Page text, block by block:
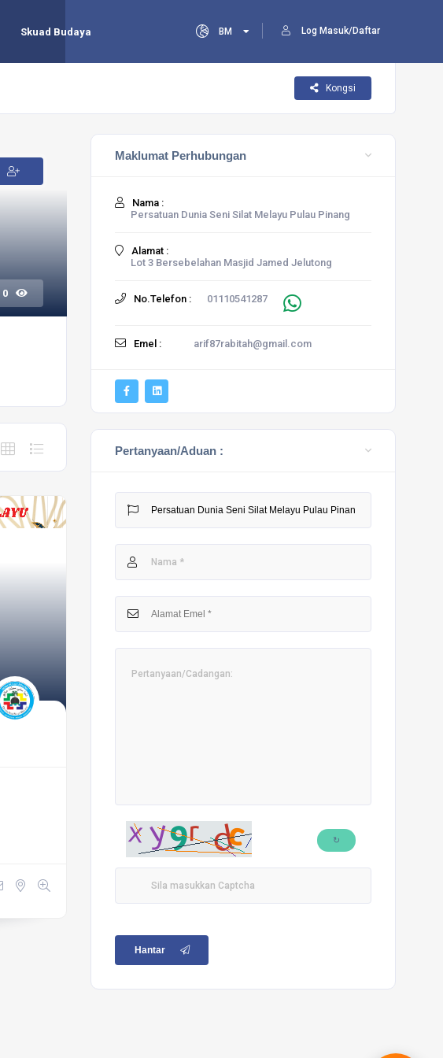
Log Masuk/Daftar
BM
Skuad Budaya
Kongsi
0
Maklumat Perhubungan
Nama :
Persatuan Dunia Seni Silat Melayu Pulau Pinang
Alamat :
Lot 3 Bersebelahan Masjid Jamed Jelutong
No.Telefon : 01110541287
Emel : arif87rabitah@gmail.com
Pertanyaan/Aduan :
↻
Hantar